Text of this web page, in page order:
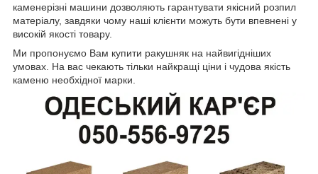
каменерізні машини дозволяють гарантувати якісний розпил
матеріалу, завдяки чому наші клієнти можуть бути впевнені у
високій якості товару.
Ми пропонуємо Вам купити ракушняк на найвигідніших
умовах. На вас чекають тільки найкращі ціни і чудова якість
каменю необхідної марки.